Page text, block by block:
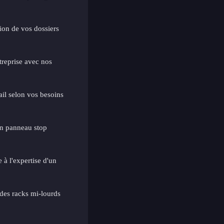
de vos dossiers
avec nos
selon vos besoins
panneau stop
à l'expertise d'un
racks mi-lourds